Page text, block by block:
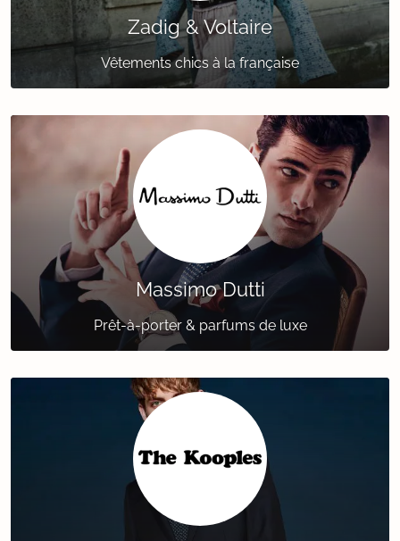
Zadig & Voltaire
Vêtements chics à la française
Massimo Dutti
Prêt-à-porter & parfums de luxe